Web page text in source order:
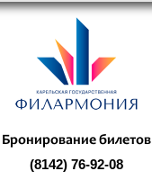
Бронирование билетов
(8142) 76-92-08